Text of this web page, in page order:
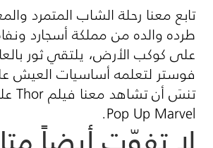
طرده والده من مملكة أسجارد
على كوكب الأرض، يلتقي ثور
فوستر لتعلمه أساسيات العيش
Pop Up Marvel.